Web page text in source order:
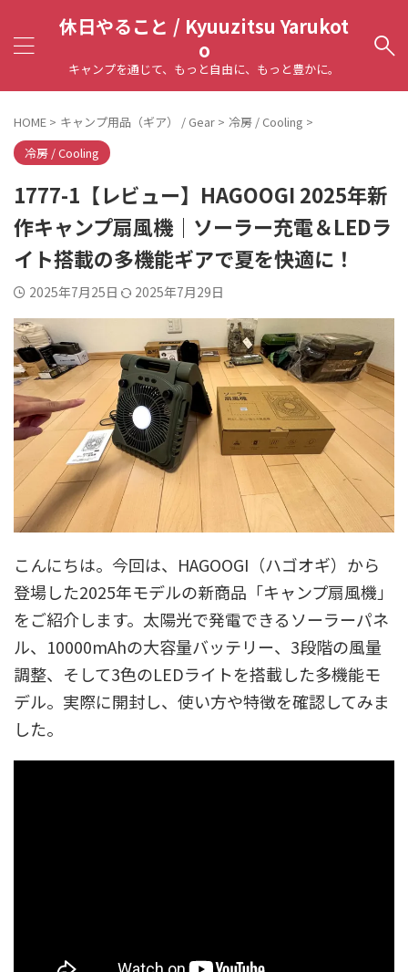
休日やること / Kyuuzitsu Yarukot
o
キャンプを通じて、もっと自由に、もっと豊かに。
HOME > キャンプ用品（ギア） / Gear > 冷房 / Cooling >
冷房 / Cooling
1777-1【レビュー】HAGOOGI 2025年新
作キャンプ扇風機｜ソーラー充電＆LEDラ
イト搭載の多機能ギアで夏を快適に！
2025年7月25日 2025年7月29日
こんにちは。今回は、HAGOOGI（ハゴオギ）から
登場した2025年モデルの新商品「キャンプ扇風機」
をご紹介します。太陽光で発電できるソーラーパネ
ル、10000mAhの大容量バッテリー、3段階の風量
調整、そして3色のLEDライトを搭載した多機能モ
デル。実際に開封し、使い方や特徴を確認してみま
した。